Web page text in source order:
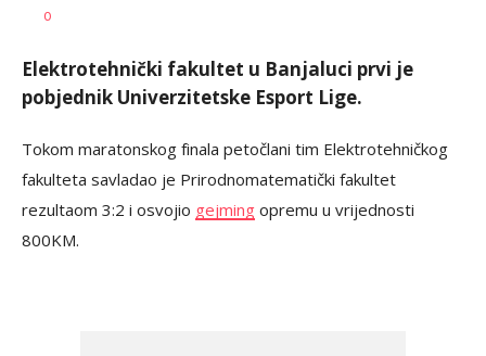
AUTOR
0
Elektrotehnički fakultet u Banjaluci prvi je
pobjednik Univerzitetske Esport Lige.
Tokom maratonskog finala petočlani tim Elektrotehničkog
fakulteta savladao je Prirodnomatematički fakultet
rezultaom 3:2 i osvojio gejming opremu u vrijednosti
800KM.